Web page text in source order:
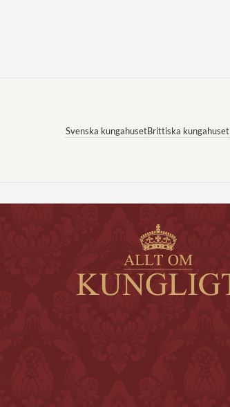
Svenska kungahusetBrittiska kungahuset